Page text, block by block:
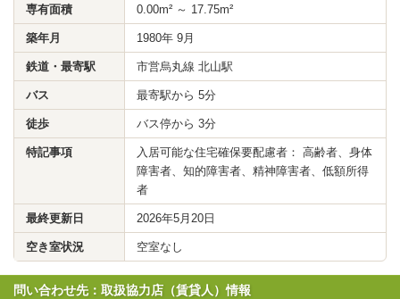
専有面積 0.00m² ～ 17.75m²
築年月 1980年 9月
鉄道・最寄駅 市営烏丸線 北山駅
バス 最寄駅から 5分
徒歩 バス停から 3分
特記事項
入居可能な住宅確保要配慮者： 高齢者、身体
障害者、知的障害者、精神障害者、低額所得
者
最終更新日 2026年5月20日
空き室状況 空室なし
問い合わせ先：取扱協力店（賃貸人）情報